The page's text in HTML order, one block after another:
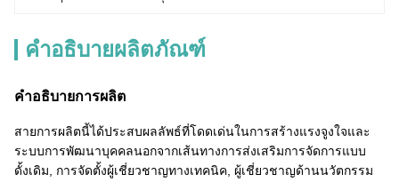
คำอธิบายผลิตภัณฑ์
คําอธิบายการผลิต
สายการผลิตนี้ได้ประสบผลลัพธ์ที่โดดเด่นในการสร้างแรงจูงใจและ
ระบบการพัฒนาบุคคลนอกจากเส้นทางการส่งเสริมการจัดการแบบ
ดั้งเดิม, การจัดตั้งผู้เชี่ยวชาญทางเทคนิค, ผู้เชี่ยวชาญด้านนวัตกรรม